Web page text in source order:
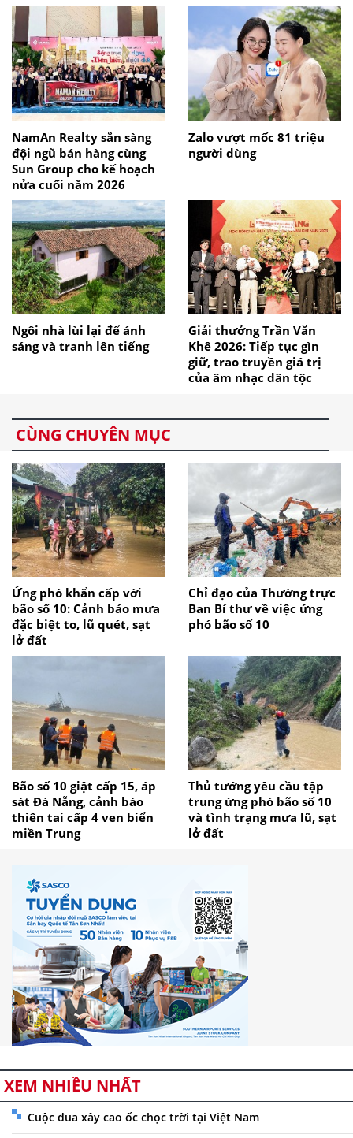
NamAn Realty sẵn sàng
đội ngũ bán hàng cùng
Sun Group cho kế hoạch
nửa cuối năm 2026
Zalo vượt mốc 81 triệu
người dùng
Ngôi nhà lùi lại để ánh
sáng và tranh lên tiếng
Giải thưởng Trần Văn
Khê 2026: Tiếp tục gìn
giữ, trao truyền giá trị
của âm nhạc dân tộc
CÙNG CHUYÊN MỤC
Ứng phó khẩn cấp với
bão số 10: Cảnh báo mưa
đặc biệt to, lũ quét, sạt
lở đất
Chỉ đạo của Thường trực
Ban Bí thư về việc ứng
phó bão số 10
Bão số 10 giật cấp 15, áp
sát Đà Nẵng, cảnh báo
thiên tai cấp 4 ven biển
miền Trung
Thủ tướng yêu cầu tập
trung ứng phó bão số 10
và tình trạng mưa lũ, sạt
lở đất
XEM NHIỀU NHẤT
Cuộc đua xây cao ốc chọc trời tại Việt Nam